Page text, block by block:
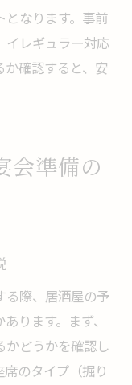
となります。事前
イレギュラー対応
確認すると、安
会準備の
る際、居酒屋の予
ります。まず、
かどうかを確認し
のタイプ（掘り